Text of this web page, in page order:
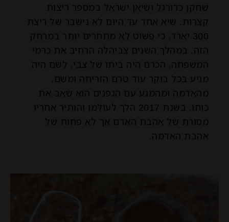
שחקן כדורגל ושיאן ישראל במספר ריצות
קצרות. שיא אחד עד היום לא נישבר של ריצת
300 יארד. כי פשוט לא מתחרים יותר במרחק
הזה. במהלך השנים צביהלה הרחיב את כרמי
המשפחה. הכרם היה ביתו של צבי. לשם היה
מגיע בכל בוקר עוד טרם הזריחה ומשם,
מהאדמה ומהמגע עם הגפנים הוא שאב את
כוחו. בשנת 2017 הלך לעולמו והותיר אחריו
מסורת של אהבת האדם אך לא פחות של
אהבת האדמה.